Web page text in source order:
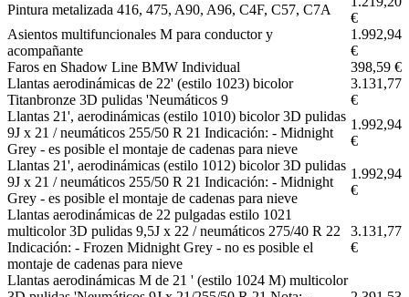
Pintura metalizada 416, 475, A90, A96, C4F, C57, C7A
€
Asientos multifuncionales M para conductor y
acompañante
1.992,94
€
Faros en Shadow Line BMW Individual
398,59 €
Llantas aerodinámicas de 22' (estilo 1023) bicolor
Titanbronze 3D pulidas 'Neumáticos 9
3.131,77
€
Llantas 21', aerodinámicas (estilo 1010) bicolor 3D pulidas
9J x 21 / neumáticos 255/50 R 21 Indicación: - Midnight
Grey - es posible el montaje de cadenas para nieve
1.992,94
€
Llantas 21', aerodinámicas (estilo 1012) bicolor 3D pulidas
9J x 21 / neumáticos 255/50 R 21 Indicación: - Midnight
Grey - es posible el montaje de cadenas para nieve
1.992,94
€
Llantas aerodinámicas de 22 pulgadas estilo 1021
multicolor 3D pulidas 9,5J x 22 / neumáticos 275/40 R 22
Indicación: - Frozen Midnight Grey - no es posible el
montaje de cadenas para nieve
3.131,77
€
Llantas aerodinámicas M de 21 ' (estilo 1024 M) multicolor